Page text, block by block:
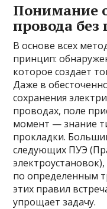
Понимание
провода без
В основе всех
принцип:
которое создает
Даже в
сохранения
проводах, поле
момент — знание
прокладки.
следующих ПУЭ
по определенным
этих правил
упрощает задачу.